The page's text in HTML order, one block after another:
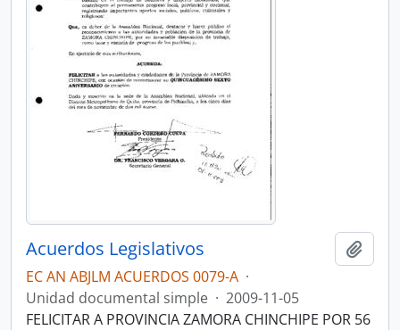
Acuerdos Legislativos
EC AN ABJLM ACUERDOS 0079-A ·
Unidad documental simple · 2009-11-05
FELICITAR A PROVINCIA ZAMORA CHINCHIPE POR 56